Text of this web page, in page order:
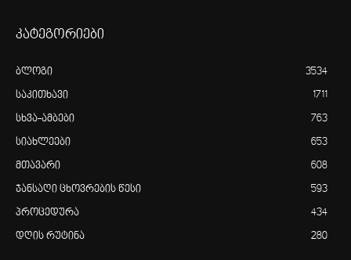
კატეგორიები
ბლოგი 3534
საკითხავი 1711
სხვა-ამბები 763
სიახლეები 653
მთავარი 608
ჯანსაღი ცხოვრების წესი 593
პროცედურა 434
დღის რუტინა 280